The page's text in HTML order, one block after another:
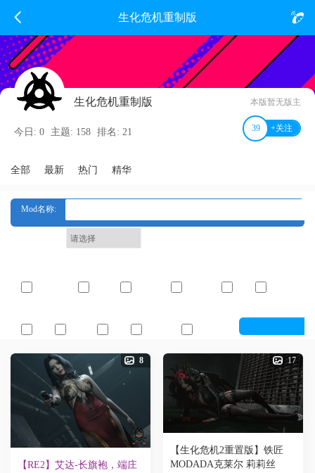
生化危机重制版
生化危机重制版 本版暂无版主
今日: 0 主题: 158 排名: 21 39 +关注
全部 最新 热门 精华
Mod名称:
8
【RE2】艾达-长旗袍，端庄
17
【生化危机2重置版】铁匠
MODADA克莱尔 莉莉丝